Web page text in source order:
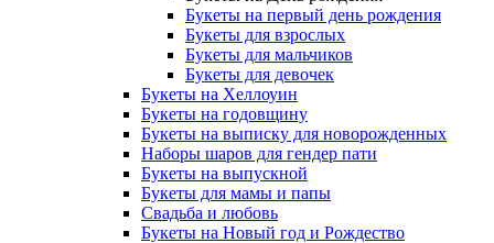
Букеты на первый день рождения
Букеты для взрослых
Букеты для мальчиков
Букеты для девочек
Букеты на Хеллоуин
Букеты на годовщину
Букеты на выписку для новорожденных
Наборы шаров для гендер пати
Букеты на выпускной
Букеты для мамы и папы
Свадьба и любовь
Букеты на Новый год и Рождество